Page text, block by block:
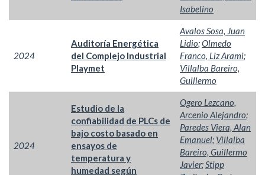
Isabelino
2024
Auditoría Energética
del Complejo Industrial
Playmet
Avalos Sosa, Juan
Lidio;Olmedo
Franco, Liz Arami;
Villalba Bareiro,
Guillermo
2024
Estudio de la
confiabilidad de PLCs de
bajo costo basado en
ensayos de
temperatura y
humedad según
Ogero Lezcano,
Arcenio Alejandro;
Paredes Viera, Alan
Emanuel; Villalba
Bareiro, Guillermo
Javier;Stipp